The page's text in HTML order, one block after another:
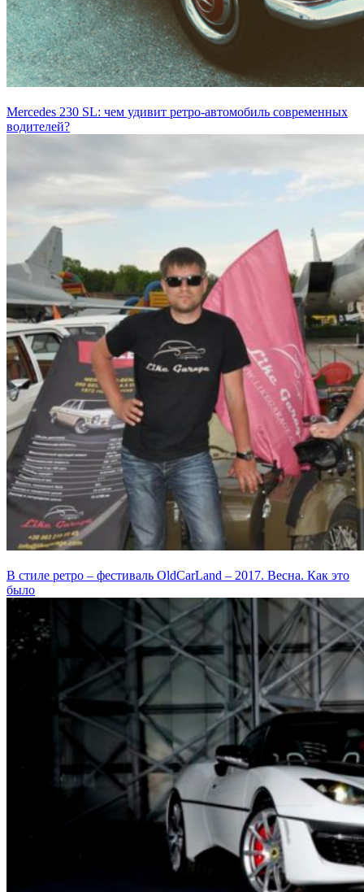
Mercedes 230 SL: чем удивит ретро-автомобиль современных
водителей?
В стиле ретро – фестиваль OldCarLand – 2017. Весна. Как это
было